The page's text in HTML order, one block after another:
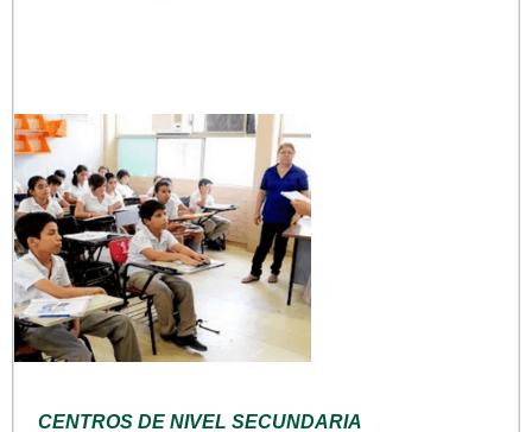
CENTROS DE NIVEL SECUNDARIA